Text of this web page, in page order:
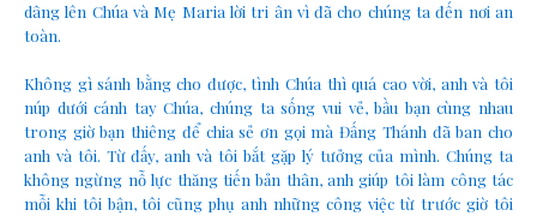
dâng lên Chúa và Mẹ Maria lời tri ân vì đã cho chúng ta đến nơi an
toàn.
Không gì sánh bằng cho được, tình Chúa thì quá cao vời, anh và tôi
núp dưới cánh tay Chúa, chúng ta sống vui vẻ, bầu bạn cùng nhau
trong giờ bạn thiêng để chia sẻ ơn gọi mà Đấng Thánh đã ban cho
anh và tôi. Từ đấy, anh và tôi bắt gặp lý tưởng của mình. Chúng ta
không ngừng nỗ lực thăng tiến bản thân, anh giúp tôi làm công tác
mỗi khi tôi bận, tôi cũng phụ anh những công việc từ trước giờ tôi